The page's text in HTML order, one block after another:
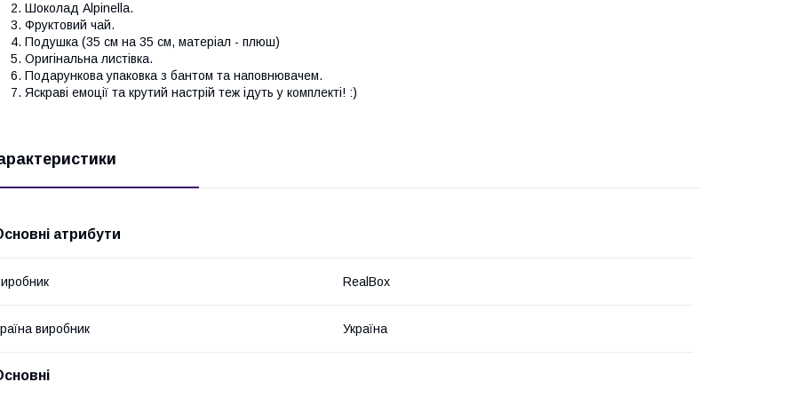
Шоколад Alpinella.
Фруктовий чай.
Подушка (35 см на 35 см, матеріал - плюш)
Оригінальна листівка.
Подарункова упаковка з бантом та наповнювачем.
Яскраві емоції та крутий настрій теж ідуть у комплекті! :)
атрибути
RealBox
виробник Україна